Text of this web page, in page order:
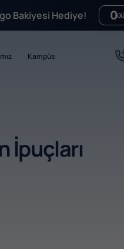
Bakiyesi Hediye! 0
Kampüs
İpuçları